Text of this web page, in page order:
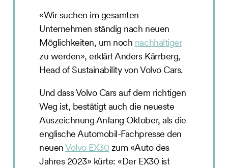
«Wir suchen im gesamten
Unternehmen ständig nach neuen
Möglichkeiten, um noch nachhaltiger
zu werden», erklärt Anders Kärrberg,
Head of Sustainability von Volvo Cars.
Und dass Volvo Cars auf dem richtigen
Weg ist, bestätigt auch die neueste
Auszeichnung Anfang Oktober, als die
englische Automobil-Fachpresse den
neuenVolvo EX30 zum «Auto des
Jahres 2023» kürte: «Der EX30 ist